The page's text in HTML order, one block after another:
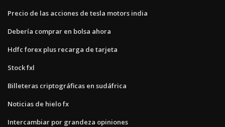
Precio de las acciones de tesla motors india
Debería comprar en bolsa ahora
Hdfc forex plus recarga de tarjeta
Stock fxl
Billeteras criptográficas en sudáfrica
Noticias de hielo fx
Intercambiar por grandeza opiniones